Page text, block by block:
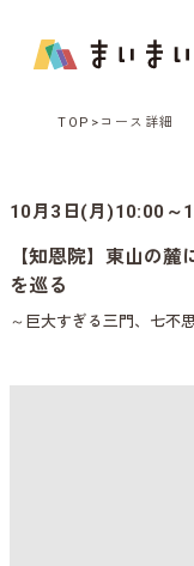
TOP コース詳細
10月3日(月)10:00～
【知恩院】東山の
を巡る
～巨大すぎる三門、七不